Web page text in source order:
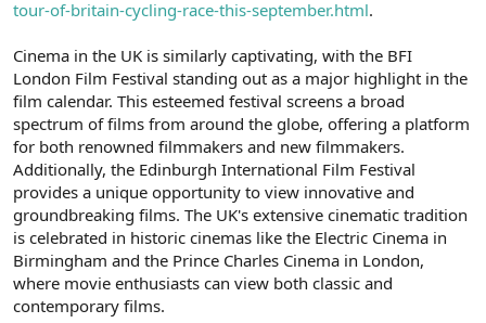
tour-of-britain-cycling-race-this-september.html.
Cinema in the UK is similarly captivating, with the BFI
London Film Festival standing out as a major highlight in the
film calendar. This esteemed festival screens a broad
spectrum of films from around the globe, offering a platform
for both renowned filmmakers and new filmmakers.
Additionally, the Edinburgh International Film Festival
provides a unique opportunity to view innovative and
groundbreaking films. The UK's extensive cinematic tradition
is celebrated in historic cinemas like the Electric Cinema in
Birmingham and the Prince Charles Cinema in London,
where movie enthusiasts can view both classic and
contemporary films.